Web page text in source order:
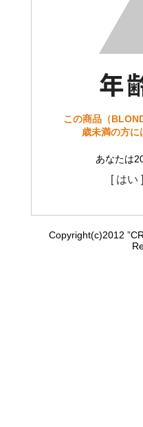
この商品（
歳未満の方に
あなたは
[ はい ]
Copyright(c)2012